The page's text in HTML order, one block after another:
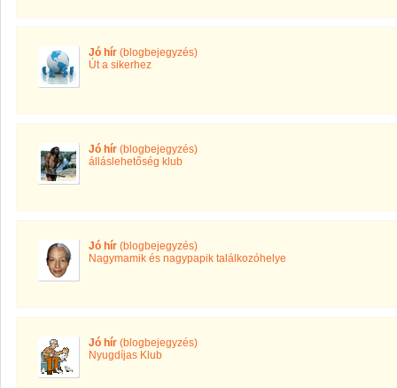
Jó hír (blogbejegyzés)
Út a sikerhez
Jó hír (blogbejegyzés)
álláslehetőség klub
Jó hír (blogbejegyzés)
Nagymamik és nagypapik találkozóhelye
Jó hír (blogbejegyzés)
Nyugdíjas Klub